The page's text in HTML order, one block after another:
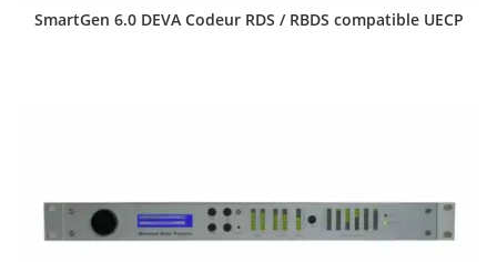
SmartGen 6.0 DEVA Codeur RDS / RBDS compatible UECP